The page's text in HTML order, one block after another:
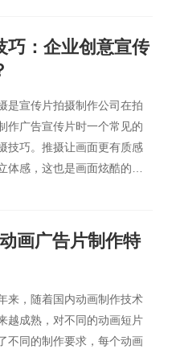
传片拍摄的作用有哪些呢？
巧：企业创意宣传
是宣传片拍摄制作公司在拍
作广告宣传片时一个常见的
技巧。推摄让画面更有质感
体感，这也是画面炫酷的标
的，是镜头推向主体或细节
同时，由大取景范围到小，随
的主体或细节逐渐变大，“强
观众注意，并且它的落幅画面
使被摄主体或细节处于醒目
画广告片制作特
来，随着国内动画制作技术
越成熟，对不同的动画短片
不同的制作要求，每个动画